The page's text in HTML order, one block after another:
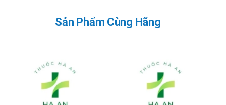
Sản Phẩm Cùng Hãng